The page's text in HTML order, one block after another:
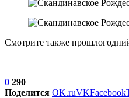
Смотрите также
0 290
Поделится OK.ruVKFacebook